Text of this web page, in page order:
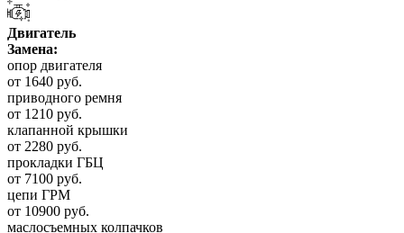
Двигатель
Замена:
опор двигателя
от 1640 руб.
приводного ремня
от 1210 руб.
клапанной крышки
от 2280 руб.
прокладки ГБЦ
от 7100 руб.
цепи ГРМ
от 10900 руб.
маслосъемных колпачков